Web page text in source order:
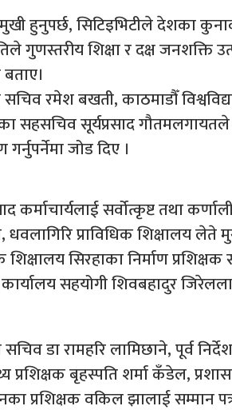
हुनुपर्छ, सिटिइभिटीले देशका
गुणस्तरीय शिक्षा र दक्ष जनशक्ति
रमेश बखती, काठमाडौँ
सहसचिव सूर्यप्रसाद गौतमलगायतले
जोड दिए ।
सर्वोत्कृष्ट तथा
धवलागिरि प्राविधिक शिक्षालय लेते
सिरहाका निर्माण
सहयोगी शिवबहादुर
डा रामहरि लामिछाने, पूर्व
प्रशिक्षक बृहस्पति शर्मा कँडेल,
प्रशिक्षक वकिल झालाई सम्मान